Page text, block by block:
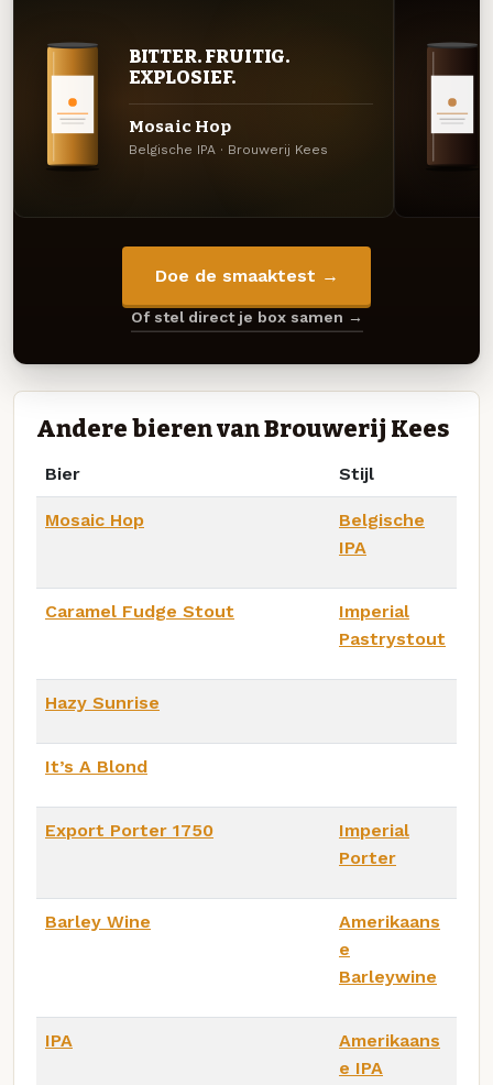
BITTER. FRUITIG.
EXPLOSIEF.
Mosaic Hop
Belgische IPA · Brouwerij Kees
Doe de smaaktest →
Of stel direct je box samen →
Andere bieren van Brouwerij Kees
Bier Stijl
Mosaic Hop
Belgische
IPA
Caramel Fudge Stout
Imperial
Pastrystout
Hazy Sunrise
It’s A Blond
Export Porter 1750
Imperial
Porter
Barley Wine
Amerikaans
e
Barleywine
IPA
Amerikaans
e IPA